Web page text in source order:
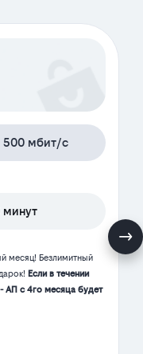
500 мбит/с
минут
месяц! Безлимитный
Если в течении
АП с 4го месяца будет